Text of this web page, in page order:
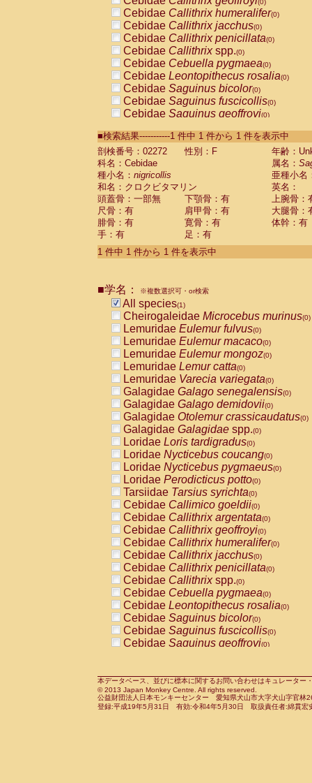
(0)
Cebidae Callithrix humeralifer(0)
Cebidae Callithrix jacchus(0)
Cebidae Callithrix penicillata(0)
Cebidae Callithrixspp.(0)
Cebidae Cebuella pygmaea(0)
Cebidae Leontopithecus rosalia(0)
Cebidae Saguinus bicolor(0)
Cebidae Saguinus fuscicollis(0)
Cebidae Saguinus geoffroyi(0)
CebidaeSaguinus labiatus(0)
Cebidae Saguinus leucopus (0)
Cebidae
CebidaeSaguinus mystax
CebidaeSaguinus nigricollis (1)
Cebidae Saguinus oedipus
Cebidae Saguinus weddelli
Cebidae Saguinusspp.
Cebidae Aotus trivirgatus
Cebidae Cebus albifrons
CebidaeCebus nigrivittatus
CebidaeCebus
CebidaeSaimiri boliviensis(0)
CebidaeSaimiri sciureus(0)
AtelidaeAlouatta caraya(0)
AtelidaeAlouatta fusca(0)
AtelidaeAlouatta seniculus
AtelidaeAlouattaspp.(0)
AtelidaeAteles belzebuth(0)
AtelidaeAteles geoffroyi(0)
AtelidaeAteles paniscus(0)
AtelidaeAtelesspp.(0)
Atelidae Lagothrix lagothricha
AtelidaeLagothrix lagothricha cana
PitheciidaeCacajao calvus
PitheciidaeCallicebus cupreus
PitheciidaeCallicebus donacophilus
PitheciidaeCallicebus moloch
PitheciidaeCallicebus torquatus
PitheciidaeCallicebusspp.(0)
PitheciidaeChiropotes satanas(0)
PitheciidaePithecia monachus
PitheciidaePithecia pithecia(0)
CercopithecidaeCercocebus agilis
CercopithecidaeCercocebus
CercopithecidaeCercocebus
CercopithecidaeCercocebus
CercopithecidaeCercocebus
CercopithecidaeCercocebushybrid
CercopithecidaePapio anubis(0)
CercopithecidaePapio cynocephalus
CercopithecidaePapio hamadryas(0)
■検索結果-----------1 件中 1 件から 1 件を表示中
剖検番号：02272
性別：F
年齢：
科名：Cebidae
属名：
種小名： nigricollis
亜種小名
和名：クロクビタマリン
英名：
頭蓋骨：一部無
下顎骨：有
上腕骨：
尺骨：有
肩甲骨：有
大腿骨：
腓骨：有
寛骨：有
体幹：有
手：有
足：有
1 件中 1 件から 1 件を表示中
■学名： ※複数選択可・or検索
All species(1)
Cheirogaleidae Microcebus murinus(0)
Lemuridae Eulemur fulvus(0)
Lemuridae Eulemur macaco(0)
Lemuridae Eulemur mongoz(0)
Lemuridae Lemur catta(0)
Lemuridae Varecia variegata(0)
Galagidae Galago senegalensis(0)
Galagidae Galago demidovii(0)
Galagidae Otolemur crassicaudatus(0)
Galagidae Galagidae spp.(0)
Loridae Loris tardigradus(0)
Loridae Nycticebus coucang(0)
Loridae Nycticebus pygmaeus(0)
Loridae Perodicticus potto(0)
Tarsiidae Tarsius syrichta(0)
Cebidae Callimico goeldii(0)
Cebidae Callithrix argentata(0)
Cebidae Callithrix geoffroyi(0)
Cebidae Callithrix humeralifer(0)
Cebidae Callithrix jacchus(0)
Cebidae Callithrix penicillata(0)
Cebidae Callithrixspp.(0)
Cebidae Cebuella pygmaea(0)
Cebidae Leontopithecus rosalia(0)
Cebidae Saguinus bicolor(0)
Cebidae Saguinus fuscicollis(0)
Cebidae Saguinus geoffroyi(0)
CebidaeSaguinus leucopus(0)
CebidaeSaguinus midas(0)
Cebidae Saguinus mystax(0)
本データベース、並びに標本に関するお問い合わせはキュレータ
© 2013 Japan Monkey Centre. All rights reserved.
公益財団法人日本モンキーセンター 愛知県犬山市大字犬山字官
登録:平成19年5月31日 有効:令和4年5月30日 取扱責任者:綿貫宏